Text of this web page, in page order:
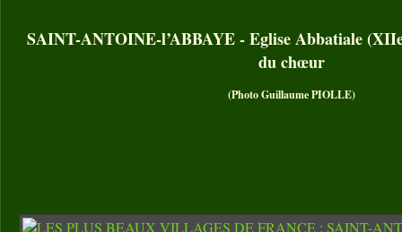
SAINT-ANTOINE-l’ABBAYE - Eglise Abbatiale
du chœur
(Photo Guillaume PIOLLE)